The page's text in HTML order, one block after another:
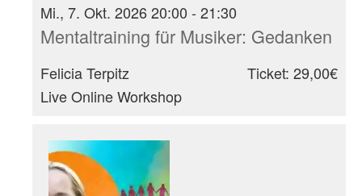
Mi., 7. Okt. 2026 20:00 - 21:30
Mentaltraining für Musiker: Gedanken
Felicia Terpitz
Live Online Workshop
Ticket: 29,00€